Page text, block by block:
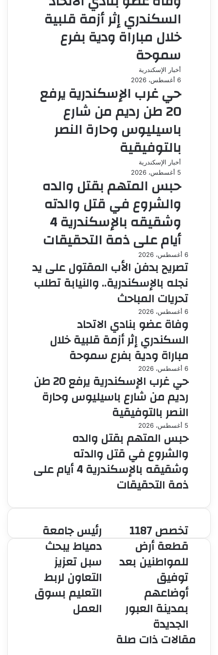
السكندري إثر أزمة قلبية
خلال مباراة ودية بفرع
سموحة
أخبار الإسكندرية
6 أغسطس، 2026
حي غرب الإسكندرية يرفع
20 طن رديم من شارع
باسيليوس وحارة النصر
بالتوفيقية
أخبار الإسكندرية
5 أغسطس، 2026
حبس المتهم بقتل والده
والشروع في قتل والدته
وشقيقه بالإسكندرية 4
أيام على ذمة التحقيقات
6 أغسطس، 2026
تصريح بدفن الأب المقتول على يد
نجله بالإسكندرية.. والنيابة تطلب
تحريات المباحث
6 أغسطس، 2026
وفاة عضو بنادي الاتحاد
السكندري إثر أزمة قلبية خلال
مباراة ودية بفرع سموحة
6 أغسطس، 2026
حي غرب الإسكندرية يرفع 20 طن
رديم من شارع باسيليوس وحارة
النصر بالتوفيقية
5 أغسطس، 2026
حبس المتهم بقتل والده
والشروع في قتل والدته
وشقيقه بالإسكندرية 4 أيام على
ذمة التحقيقات
رئيس
جامعة
دمياط
يبحث
سبل
تعزيز
التعاون
لربط
التعليم
رئيس جامعة
دمياط يبحث
سبل تعزيز
التعاون لربط
التعليم بسوق
العمل
تخصص
1187
قطعة
أرض
للمواطنين
بعد
توفيق
أوضاعهم
بمدينة
العبور
الجديدة
تخصص 1187
قطعة أرض
للمواطنين بعد
توفيق
أوضاعهم
بمدينة العبور
الجديدة
مقالات ذات صلة